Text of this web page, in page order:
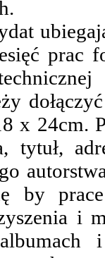
prac
x 24cm.
tytuł,
by
i